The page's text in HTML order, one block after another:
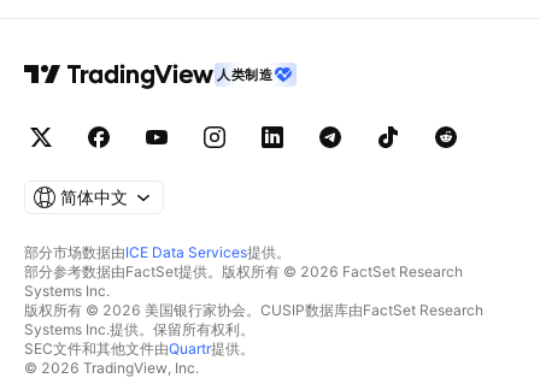
人类制造
简体中文
部分市场数据由ICE Data Services提供。
部分参考数据由FactSet提供。版权所有 © 2026 FactSet Research
Systems Inc.
版权所有 © 2026 美国银行家协会。CUSIP数据库由FactSet Research
Systems Inc.提供。保留所有权利。
SEC文件和其他文件由Quartr提供。
© 2026 TradingView, Inc.